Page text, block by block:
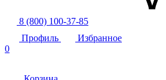
8 (800) 100-37-85
Профиль
Избранное
0